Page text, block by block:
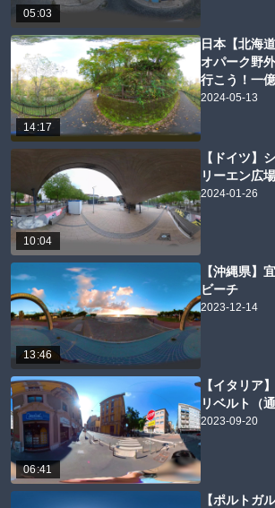
05:03
14:17
日本【北海
オパーク野
行こう！一
2024-05-13
10:04
【ドイツ】
リーエン広場
2024-01-26
13:46
【沖縄県】
ビーチ
2023-12-14
06:41
【イタリア
リベルト（通
2023-09-20
【ポルトガ